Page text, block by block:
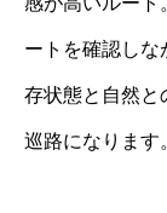
ートを確認しな
存状態と自然と
巡路になります